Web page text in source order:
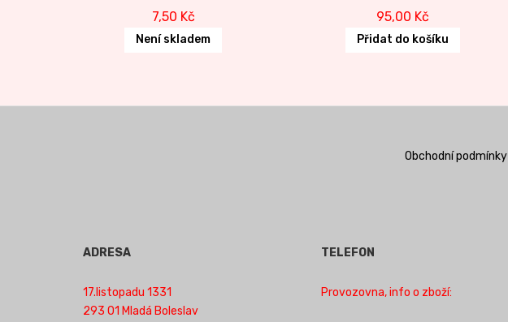
7,50 Kč
Není skladem
95,00 Kč
Přidat do košíku
Obchodní podmínky
ADRESA
17.listopadu 1331
293 01 Mladá Boleslav
TELEFON
Provozovna, info o zboží: